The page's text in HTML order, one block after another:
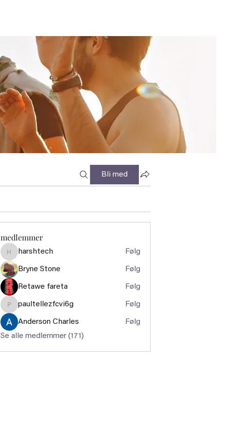
Bli med
medlemmer
harshtech
harshtech Følg
Bryne Stone Følg
Retawe fareta Følg
paultellezfcvi6g
paultellezfcvi6g Følg
Anderson Charles
Følg
Se alle medlemmer (171)